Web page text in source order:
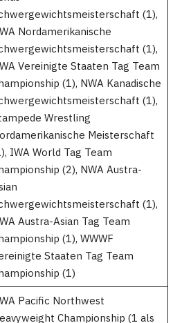
(1),
Nordamerikanische
(1),
Vereinigte Staaten Tag Team
(1), NWA Kanadische
(1),
Wrestling
Meisterschaft
IWA World Tag Team
(2), NWA Austra-
(1),
Austra-Asian Tag Team
(1), WWWF
Staaten Tag Team
(1)
Pacific Northwest
Championship (1 als